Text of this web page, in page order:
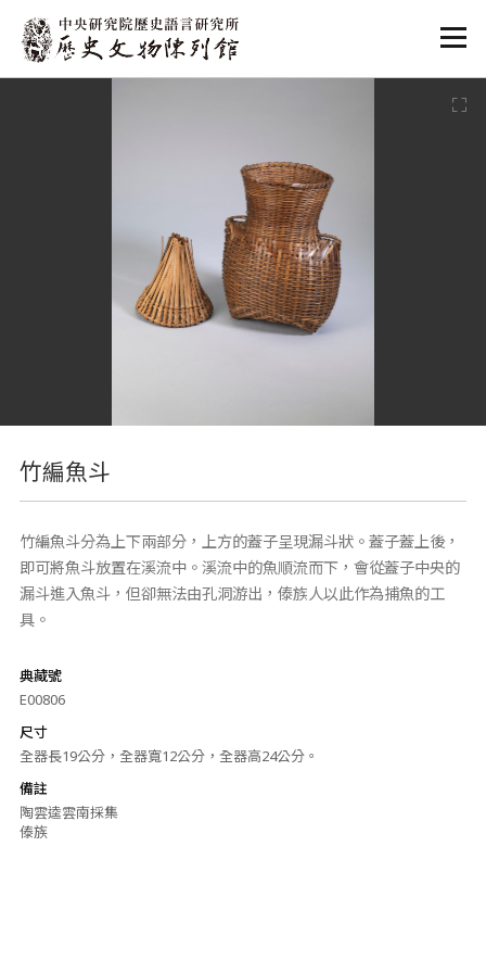
:::
竹編魚斗
竹編魚斗分為上下兩部分，上方的蓋子呈現漏斗狀。蓋子蓋上後，
即可將魚斗放置在溪流中。溪流中的魚順流而下，會從蓋子中央的
漏斗進入魚斗，但卻無法由孔洞游出，傣族人以此作為捕魚的工
具。
典藏號
E00806
尺寸
全器長19公分，全器寬12公分，全器高24公分。
備註
陶雲逵雲南採集
傣族